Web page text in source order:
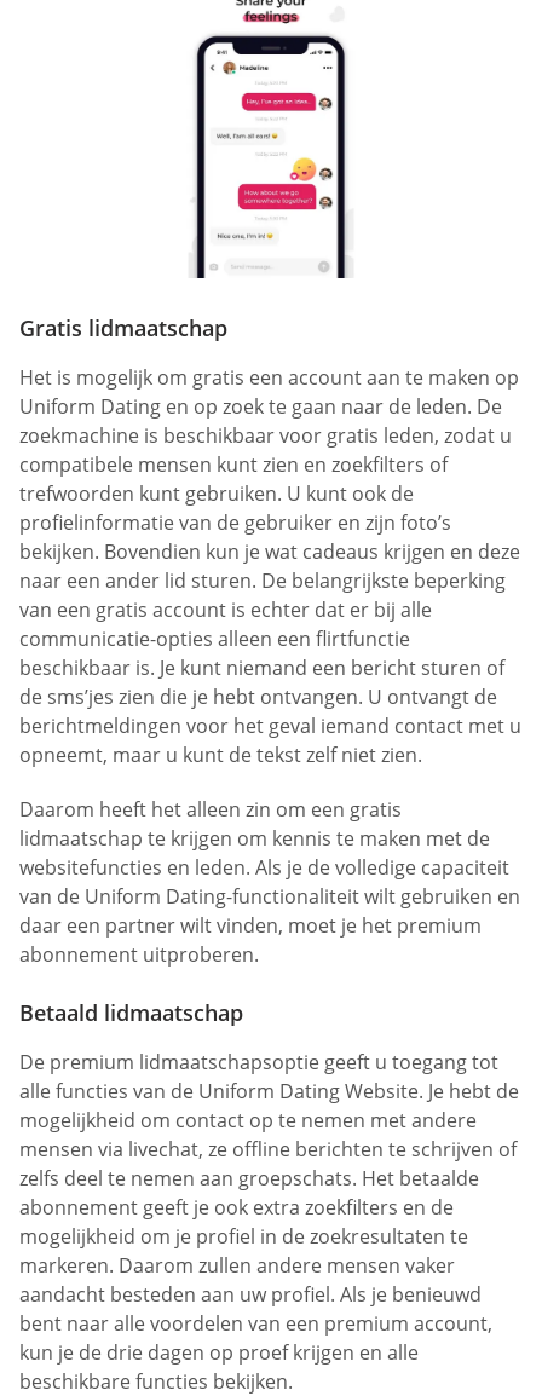
Gratis lidmaatschap
Het is mogelijk om gratis een account aan te maken op
Uniform Dating en op zoek te gaan naar de leden. De
zoekmachine is beschikbaar voor gratis leden, zodat u
compatibele mensen kunt zien en zoekfilters of
trefwoorden kunt gebruiken. U kunt ook de
profielinformatie van de gebruiker en zijn foto’s
bekijken. Bovendien kun je wat cadeaus krijgen en deze
naar een ander lid sturen. De belangrijkste beperking
van een gratis account is echter dat er bij alle
communicatie-opties alleen een flirtfunctie
beschikbaar is. Je kunt niemand een bericht sturen of
de sms’jes zien die je hebt ontvangen. U ontvangt de
berichtmeldingen voor het geval iemand contact met u
opneemt, maar u kunt de tekst zelf niet zien.
Daarom heeft het alleen zin om een gratis
lidmaatschap te krijgen om kennis te maken met de
websitefuncties en leden. Als je de volledige capaciteit
van de Uniform Dating-functionaliteit wilt gebruiken en
daar een partner wilt vinden, moet je het premium
abonnement uitproberen.
Betaald lidmaatschap
De premium lidmaatschapsoptie geeft u toegang tot
alle functies van de Uniform Dating Website. Je hebt de
mogelijkheid om contact op te nemen met andere
mensen via livechat, ze offline berichten te schrijven of
zelfs deel te nemen aan groepschats. Het betaalde
abonnement geeft je ook extra zoekfilters en de
mogelijkheid om je profiel in de zoekresultaten te
markeren. Daarom zullen andere mensen vaker
aandacht besteden aan uw profiel. Als je benieuwd
bent naar alle voordelen van een premium account,
kun je de drie dagen op proef krijgen en alle
beschikbare functies bekijken.